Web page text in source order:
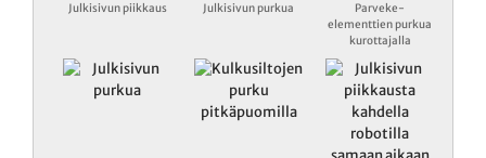
Julkisivun piikkaus Julkisivun purkua
Parveke-
elementtien purkua
kurottajalla